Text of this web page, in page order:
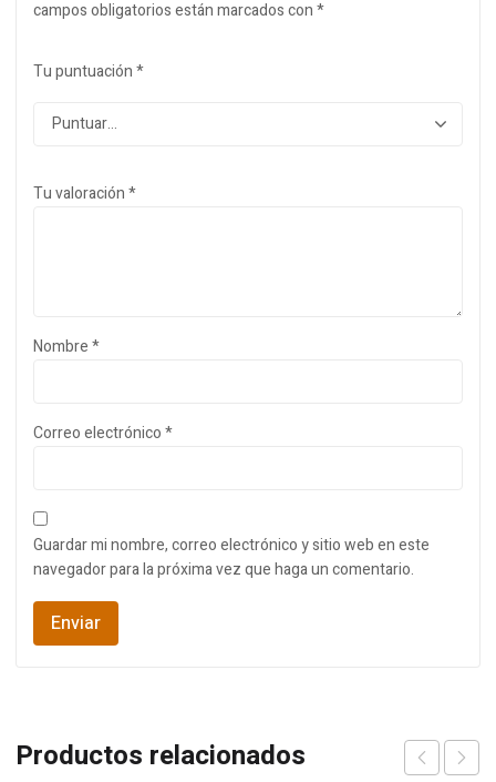
campos obligatorios están marcados con*
Tu puntuación*
Tu valoración*
Nombre*
Correo electrónico*
Guardar mi nombre, correo electrónico y sitio web en este
navegador para la próxima vez que haga un comentario.
Productos relacionados